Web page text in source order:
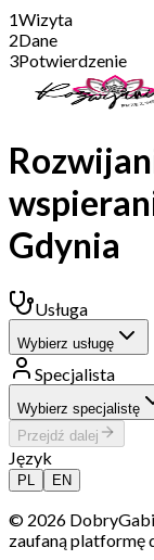
1Wizyta
2Dane
3Potwierdzenie
Gdynia
Usługa
Wybierz usługę
Specjalista
Wybierz specjalistę
Wybierzusługę
aby zobaczyć
Przejdź dalej
Język
PL EN
© 2026
zaufaną platformę